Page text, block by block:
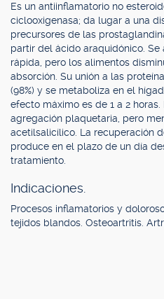
Es un antiinflamatorio no
ciclooxigenasa; da lugar a una
precursores de las
partir del ácido araquidónico.
rápida, pero los alimentos
absorción. Su unión a las
(98%) y se metaboliza en el
efecto máximo es de 1 a 2
agregación plaquetaria, pero
acetilsalicílico. La recuperación
produce en el plazo de un día
tratamiento.
Indicaciones.
Procesos inflamatorios y
tejidos blandos. Osteoartritis.